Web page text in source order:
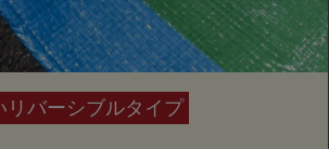
リバーシブルタイプ